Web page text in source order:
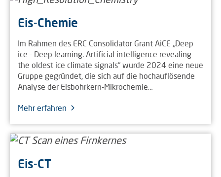
Eis-Chemie
Im Rahmen des ERC Consolidator Grant AiCE „Deep
ice – Deep learning. Artificial intelligence revealing
the oldest ice climate signals“ wurde 2024 eine neue
Gruppe gegründet, die sich auf die hochauflösende
Analyse der Eisbohrkern-Mikrochemie…
Mehr erfahren
Eis-CT